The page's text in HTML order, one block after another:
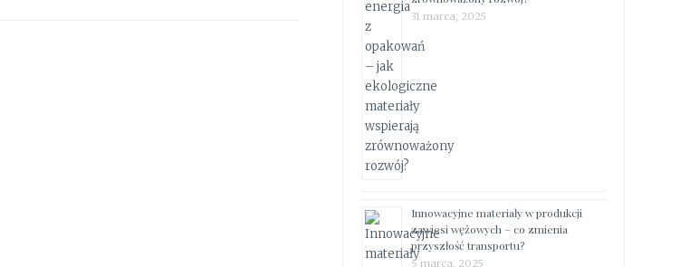
31 marca, 2025
Innowacyjne materiały w produkcji
zawiesi wężowych – co zmienia
przyszłość transportu?
5 marca, 2025